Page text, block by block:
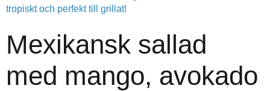
Mexikansk sallad
med mango, avokado